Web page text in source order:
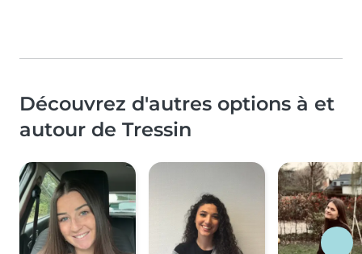
Découvrez d'autres options à et
autour de Tressin